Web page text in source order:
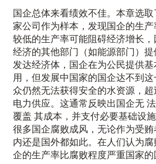
国企总体来看绩效不佳。本章选
家公司作为样本，发现国企的生产
较低的生产率可能阻碍经济增长
经济的其他部门（如能源部门）
发达经济体，国企在为公民提供
用，但发展中国家的国企达不到
众仍然无法获得安全的水资源，
电力供应。这通常反映出国企无
覆盖 其成本，并支付必要基础设
很多国企腐败成风，无论作为受
内还是国外都如此。在人们认为
企的生产率比腐败程度严重国家的